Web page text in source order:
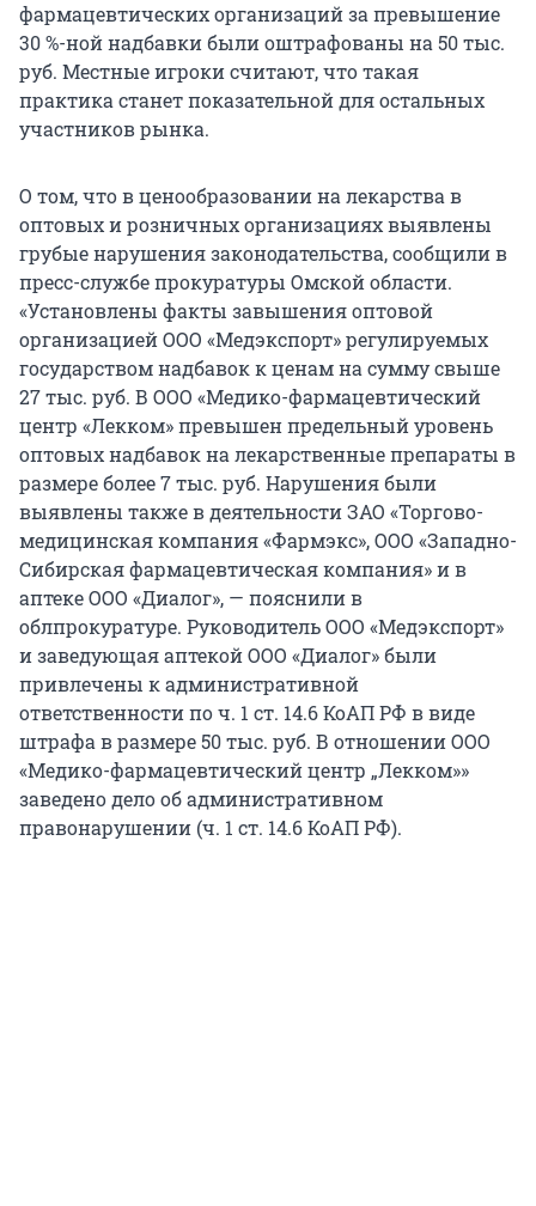
фармацевтических организаций за превышение
30 %-ной надбавки были оштрафованы на 50 тыс.
руб. Местные игроки считают, что такая
практика станет показательной для остальных
участников рынка.
О том, что в ценообразовании на лекарства в
оптовых и розничных организациях выявлены
грубые нарушения законодательства, сообщили в
пресс-службе прокуратуры Омской области.
«Установлены факты завышения оптовой
организацией ООО «Медэкспорт» регулируемых
государством надбавок к ценам на сумму свыше
27 тыс. руб. В ООО «Медико-фармацевтический
центр «Лекком» превышен предельный уровень
оптовых надбавок на лекарственные препараты в
размере более 7 тыс. руб. Нарушения были
выявлены также в деятельности ЗАО «Торгово-
медицинская компания «Фармэкс», ООО «Западно-
Сибирская фармацевтическая компания» и в
аптеке ООО «Диалог», — пояснили в
облпрокуратуре. Руководитель ООО «Медэкспорт»
и заведующая аптекой ООО «Диалог» были
привлечены к административной
ответственности по ч. 1 ст. 14.6 КоАП РФ в виде
штрафа в размере 50 тыс. руб. В отношении ООО
«Медико-фармацевтический центр „Лекком»»
заведено дело об административном
правонарушении (ч. 1 ст. 14.6 КоАП РФ).